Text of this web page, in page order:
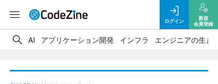
ログイン
新規
会員登録
AI アプリケーション開発 インフラ エンジニアの生き